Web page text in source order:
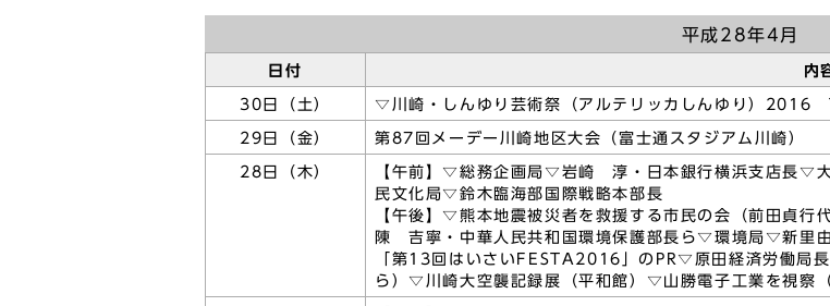
平成28年4月
日付 内
30日（土） ▽川崎・しんゆり芸術祭（アルテリッカしんゆり）2016
29日（金） 第87回メーデー川崎地区大会（富士通スタジアム川崎）
28日（木）
【午前】▽総務企画局▽岩崎 淳・日本銀行横浜支店長▽
民文化局▽鈴木臨海部国際戦略本部長
【午後】▽熊本地震被災者を救援する市民の会（前田貞
陳 吉寧・中華人民共和国環境保護部長ら▽環境局▽新里
「第13回はいさいFESTA2016」のPR▽原田経済労働局
ら）▽川崎大空襲記録展（平和館）▽山勝電子工業を視察（